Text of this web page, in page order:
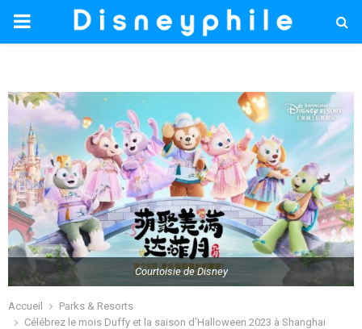
PRIMARY
Courtoisie de Disney
Accueil
Parks & Resorts
Célébrez le mois Duffy et la saison d’Halloween 2023 à Shanghai